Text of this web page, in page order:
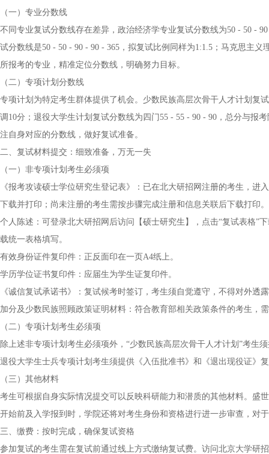
（一）专业分数线
不同专业复试分数线存在差异，政治经济学专业复试分数线为50 - 50 -
试分数线是50 - 50 - 90 - 90 - 365，拟复试比例同样为1:1.5；马克思主
所报考的专业，精准定位分数线，明确努力目标。
（二）专项计划分数线
专项计划为特定考生群体提供了机会。少数民族高层次骨干人才计划复
调10分；退役大学生计划复试分数线为四门55 - 55 - 90 - 90，总分与报
注自身对应的分数线，做好复试准备。
二、复试材料提交：细致准备，万无一失
（一）非专项计划考生必须项
《报考攻读硕士学位研究生登记表》：已在北大研招网注册的考生，
下载并打印；尚未注册的考生需按步骤完成注册和信息关联后下载打印。
个人陈述：可登录北大研招网后访问【硕士研究生】，点击“复试表格”
载统一表格填写。
有效身份证件复印件：正反面印在一页A4纸上。
学历学位证书复印件：应届生为学生证复印件。
《诚信复试承诺书》：复试候考时签订，考生须自觉遵守，不得对外
加分及少数民族照顾政策证明材料：符合教育部相关政策条件的考生，
（二）专项计划考生必须项
除上述非专项计划考生必须项外，“少数民族高层次骨干人才计划”考生
退役大学生士兵专项计划考生须提供《入伍批准书》和《退出现役证》
（三）其他材料
考生可根据自身实际情况提交可以反映科研能力和潜质的其他材料。盛
开始前及入学报到时，学院还将对考生身份和资格进行进一步审查，对
三、缴费：按时完成，确保复试资格
参加复试的考生需在复试前通过线上方式缴纳复试费。访问北京大学研